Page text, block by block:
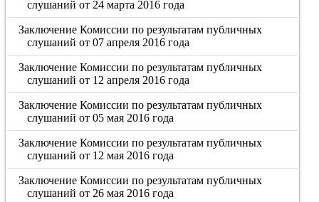
слушаний от 24 марта 2016 года
Заключение Комиссии по результатам публичных
слушаний от 07 апреля 2016 года
Заключение Комиссии по результатам публичных
слушаний от 12 апреля 2016 года
Заключение Комиссии по результатам публичных
слушаний от 05 мая 2016 года
Заключение Комиссии по результатам публичных
слушаний от 12 мая 2016 года
Заключение Комиссии по результатам публичных
слушаний от 26 мая 2016 года